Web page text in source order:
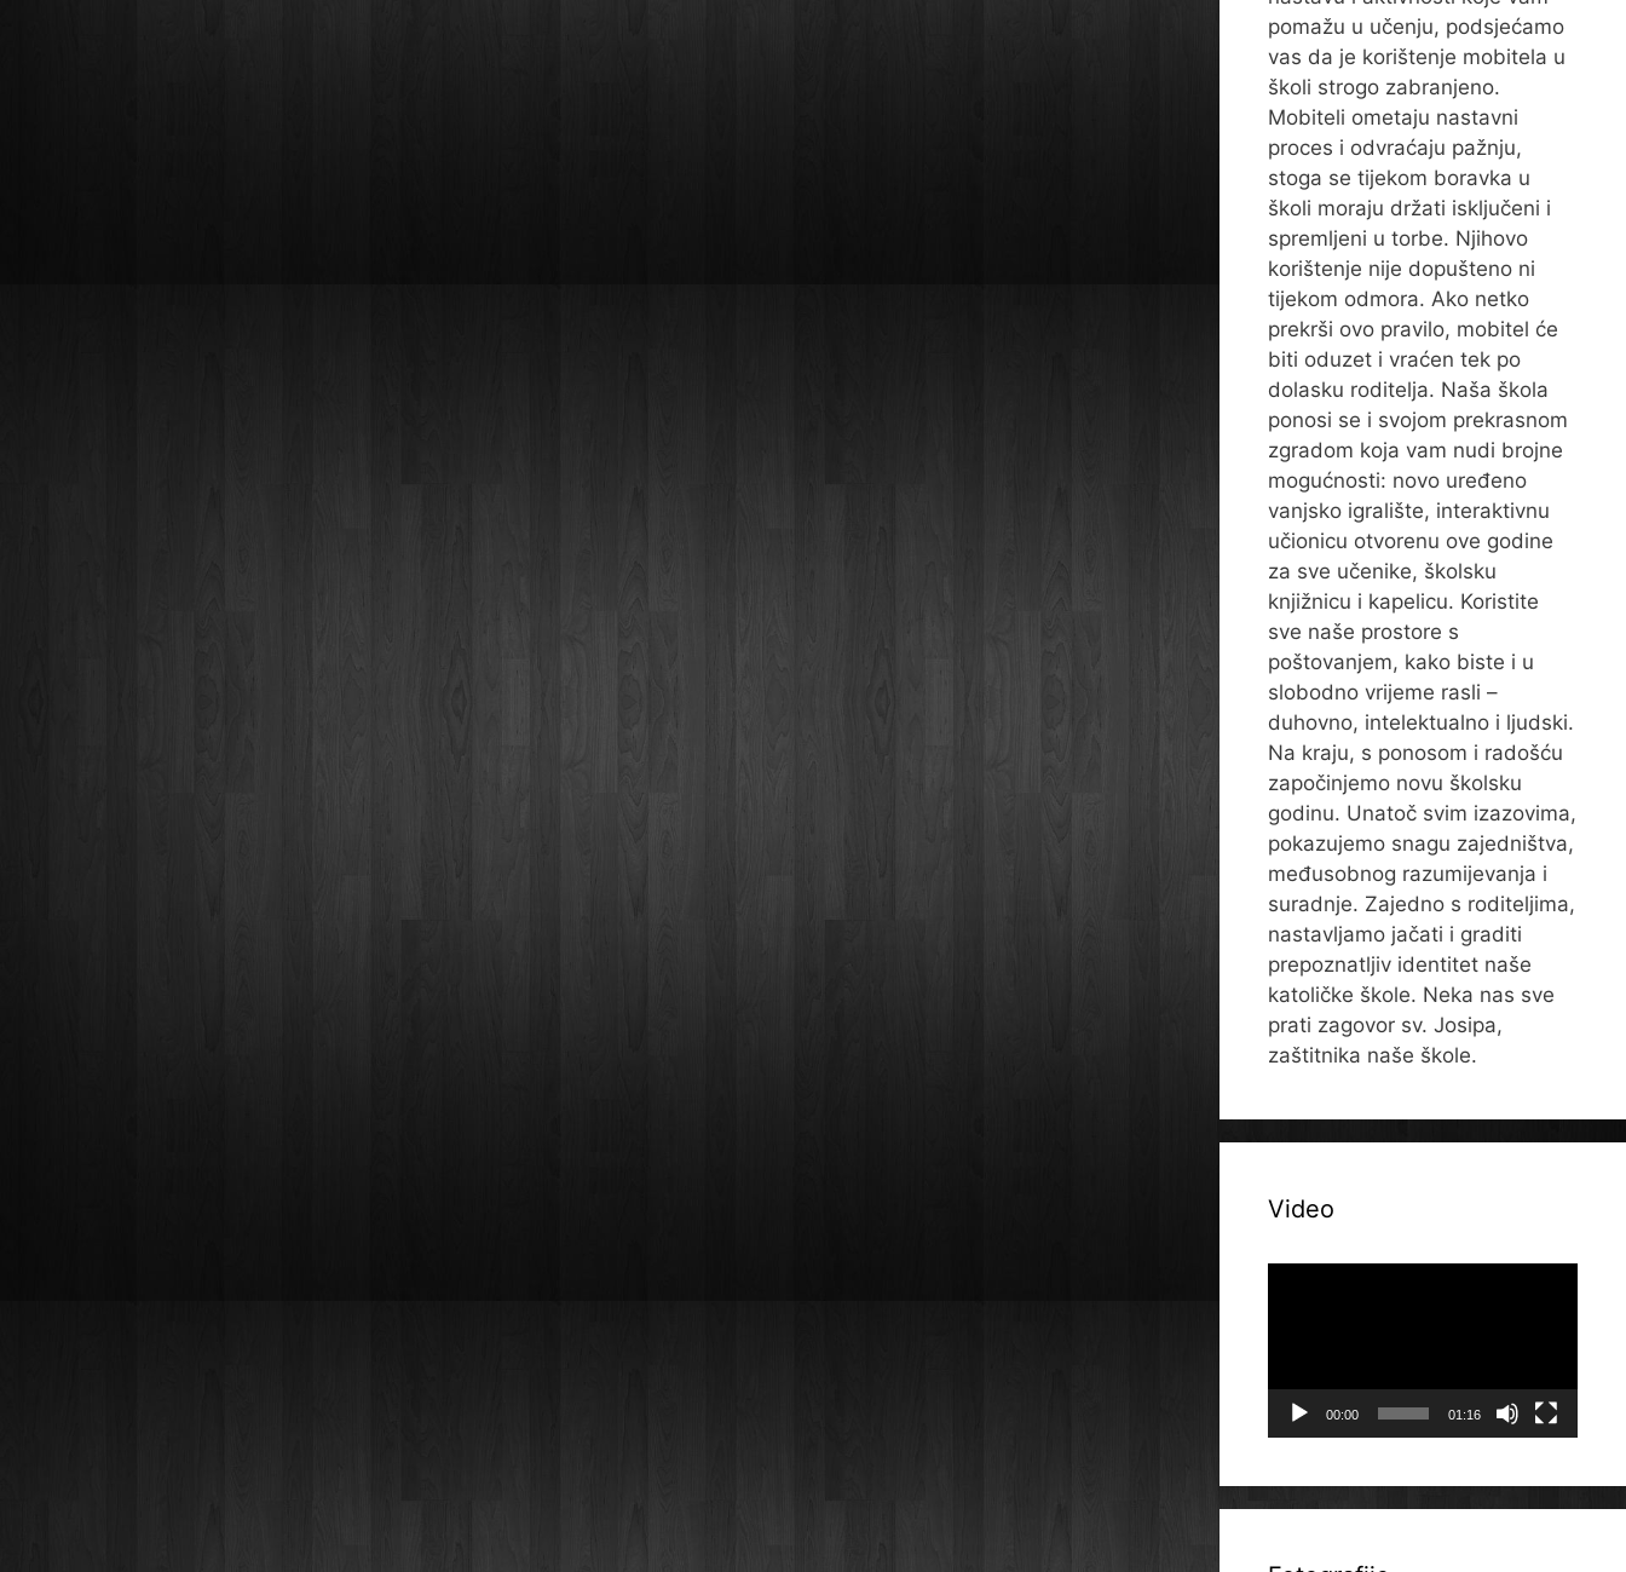
pomažu u učenju, podsjećamo
vas da je korištenje mobitela u
školi strogo zabranjeno.
Mobiteli ometaju nastavni
proces i odvraćaju pažnju,
stoga se tijekom boravka u
školi moraju držati isključeni i
spremljeni u torbe. Njihovo
korištenje nije dopušteno ni
tijekom odmora. Ako netko
prekrši ovo pravilo, mobitel će
biti oduzet i vraćen tek po
dolasku roditelja. Naša škola
ponosi se i svojom prekrasnom
zgradom koja vam nudi brojne
mogućnosti: novo uređeno
vanjsko igralište, interaktivnu
učionicu otvorenu ove godine
za sve učenike, školsku
knjižnicu i kapelicu. Koristite
sve naše prostore s
poštovanjem, kako biste i u
slobodno vrijeme rasli –
duhovno, intelektualno i ljudski.
Na kraju, s ponosom i radošću
započinjemo novu školsku
godinu. Unatoč svim izazovima,
pokazujemo snagu zajedništva,
međusobnog razumijevanja i
suradnje. Zajedno s roditeljima,
nastavljamo jačati i graditi
prepoznatljiv identitet naše
katoličke škole. Neka nas sve
prati zagovor sv. Josipa,
zaštitnika naše škole.
Video
00:00 01:16